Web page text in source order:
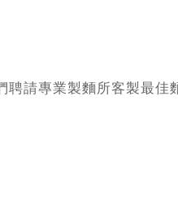
請專業製麵所客製最佳